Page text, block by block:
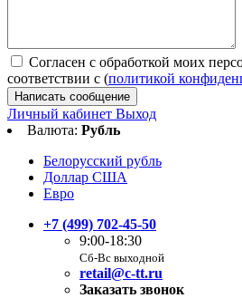
Согласен с обработкой моих
соответствии с (политикой
Написать сообщение
Личный кабинет Выход
Валюта: Рубль
Белорусский рубль
Доллар США
Евро
+7 (499) 702-45-50
9:00-18:30
Сб-Вс выходной
retail@c-tt.ru
Заказать звонок